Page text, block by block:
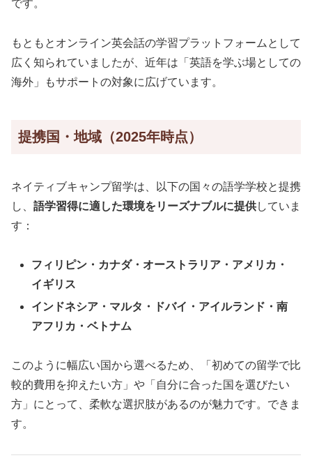
です。
もともとオンライン英会話の学習プラットフォームとして
広く知られていましたが、近年は「英語を学ぶ場としての
海外」もサポートの対象に広げています。
提携国・地域（2025年時点）
ネイティブキャンプ留学は、以下の国々の語学学校と提携
し、 語学習得に適した環境をリーズナブルに提供していま
す：
フィリピン・カナダ・オーストラリア・アメリカ・
イギリス
インドネシア・マルタ・ドバイ・アイルランド・南
アフリカ・ベトナム
このように幅広い国から選べるため、「初めての留学で比
較的費用を抑えたい方」や「自分に合った国を選びたい
方」にとって、柔軟な選択肢があるのが魅力です。できま
す。